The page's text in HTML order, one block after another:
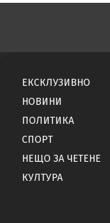
ЕКСКЛУЗИВНО
НОВИНИ
ПОЛИТИКА
СПОРТ
НЕЩО ЗА ЧЕТЕНЕ
КУЛТУРА